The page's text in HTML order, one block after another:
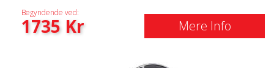
Begyndende ved:
1735Kr Mere Info